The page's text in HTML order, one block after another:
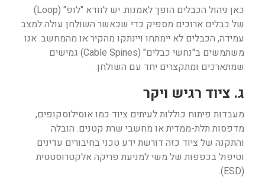
כאן ניהול הכבלים הופך לאמנות. יש לוודא "לופ" (Loop)
של כבלים ארוכים מספיק כדי שכאשר השולחן עולה למצב
עמידה, הכבלים לא יימתחו ויינתקו מהקיר או מהמחשב. אנו
משתמשים ב"נחשי כבלים" (Cable Spines) גמישים
שמתארכים ומתקצרים יחד עם השולחן.
ג. ציוד רגיש ויקר
מעבדות פיתוח כוללות לעיתים ציוד כמו אוסילוסקופים,
מדפסות תלת-ממדית או מחשבי שרת קטנים. הובלה
והתקנה של ציוד כזה דורשת ידע טכני בחיבורים עדינים
וטיפול בכפפות של משי למניעת פריקה אלקטרוסטטית
(ESD).